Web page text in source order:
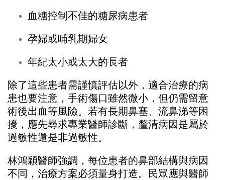
血糖控制不佳的糖尿病患者
孕婦或哺乳期婦女
年紀太小或太大的長者
除了這些患者需謹慎評估以外，適合治療的病
患也要注意，手術傷口雖然微小，但仍需留意
術後出血等風險。若有長期鼻塞、流鼻涕等困
擾，應先尋求專業醫師診斷，釐清病因是屬於
過敏性還是非過敏性。
林鴻穎醫師強調，每位患者的鼻部結構與病因
不同，治療方案必須量身打造。民眾應與醫師